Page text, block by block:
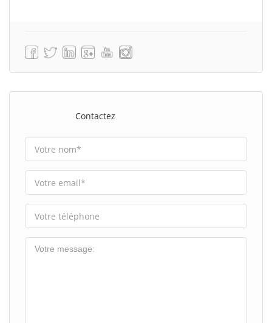
Contactez